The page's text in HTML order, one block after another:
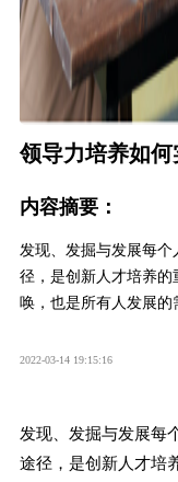
领导力培养如何
内容摘要：
发现、发掘与发展每
径，是创新人才培养
唤，也是所有人发展的
2022-03-14 19:15:16
发现、发掘与发展每
途径，是创新人才培